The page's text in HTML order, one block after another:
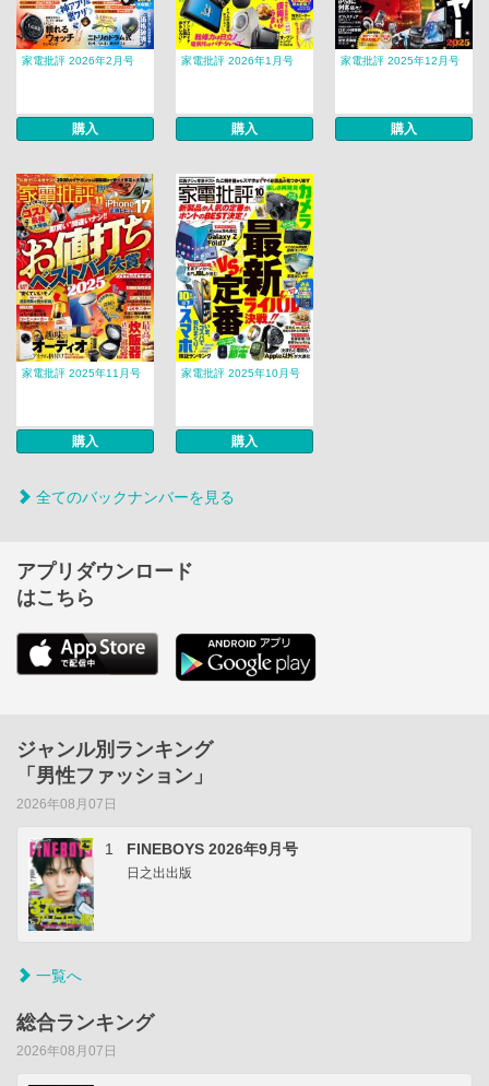
家電批評 2026年2月号
購入
家電批評 2026年1月号
購入
家電批評 2025年12月号
購入
家電批評 2025年11月号
購入
家電批評 2025年10月号
購入
全てのバックナンバーを見る
アプリダウンロード
はこちら
ジャンル別ランキング
「男性ファッション」
2026年08月07日
1 FINEBOYS 2026年9月号
日之出出版
一覧へ
総合ランキング
2026年08月07日